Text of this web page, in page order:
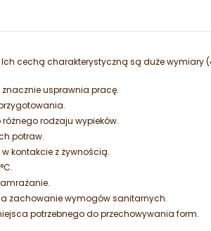
cechą charakterystyczną są duże wymiary
usprawnia pracę.
rodzaju wypieków.
potraw.
kontakcie z żywnością.
zachowanie wymogów sanitarnych.
potrzebnego do przechowywania form.